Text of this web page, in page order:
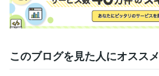
このブログを見た人にオススメ